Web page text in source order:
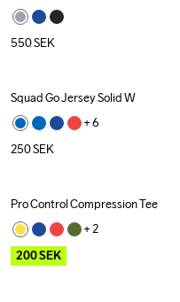
550SEK
Squad Go Jersey Solid W
+ 6
250SEK
Outlet
Pro Control Compression Tee
+ 2
200SEK